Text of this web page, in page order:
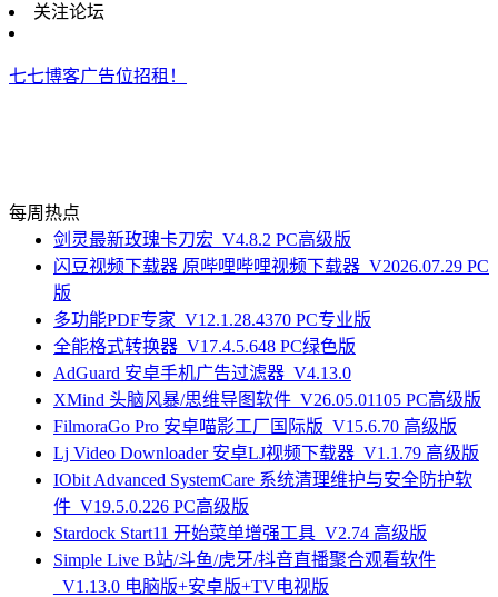
关注论坛
七七博客广告位招租！
每周热点
剑灵最新玫瑰卡刀宏_V4.8.2 PC高级版
闪豆视频下载器 原哔哩哔哩视频下载器_V2026.07.29 PC
版
多功能PDF专家_V12.1.28.4370 PC专业版
全能格式转换器_V17.4.5.648 PC绿色版
AdGuard 安卓手机广告过滤器_V4.13.0
XMind 头脑风暴/思维导图软件_V26.05.01105 PC高级版
FilmoraGo Pro 安卓喵影工厂国际版_V15.6.70 高级版
Lj Video Downloader 安卓LJ视频下载器_V1.1.79 高级版
IObit Advanced SystemCare 系统清理维护与安全防护软
件_V19.5.0.226 PC高级版
Stardock Start11 开始菜单增强工具_V2.74 高级版
Simple Live B站/斗鱼/虎牙/抖音直播聚合观看软件
_V1.13.0 电脑版+安卓版+TV电视版